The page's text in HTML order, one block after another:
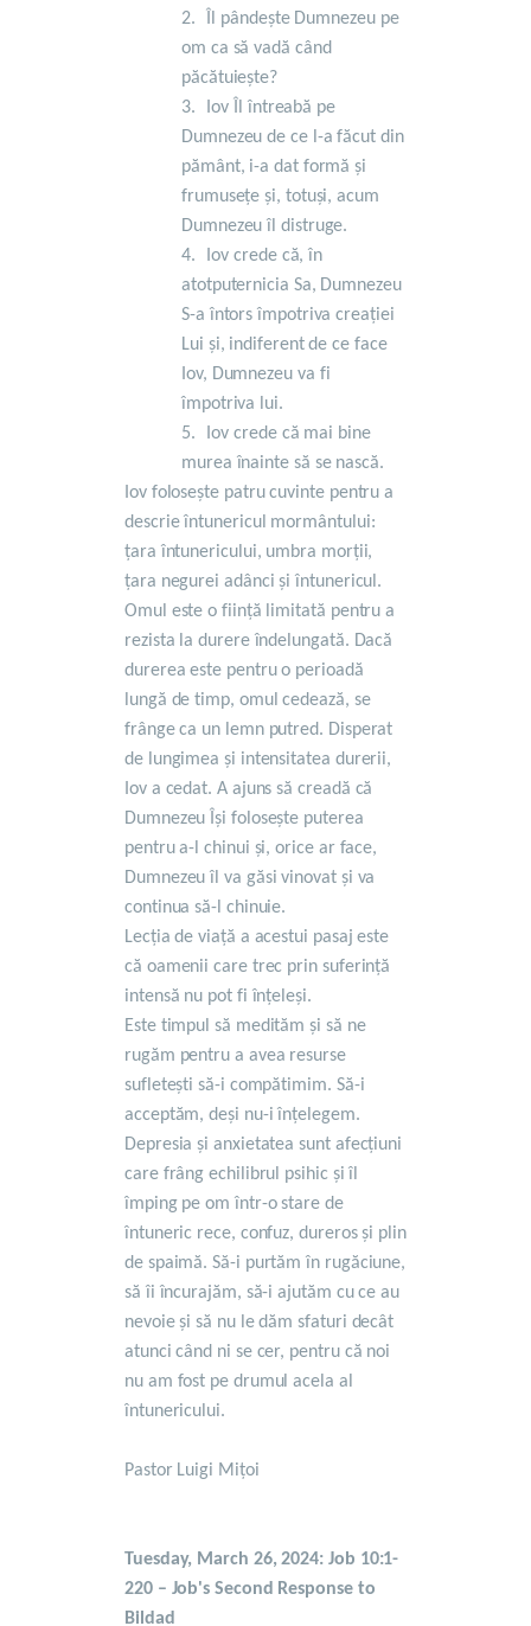
2.
Îl pândește Dumnezeu pe
om ca să vadă când
păcătuiește?
3.
Iov Îl întreabă pe
Dumnezeu de ce l-a făcut din
pământ, i-a dat formă și
frumusețe și, totuși, acum
Dumnezeu îl distruge.
4.
Iov crede că, în
atotputernicia Sa, Dumnezeu
S-a întors împotriva creației
Lui și, indiferent de ce face
Iov, Dumnezeu va fi
împotriva lui.
5.
Iov crede că mai bine
murea înainte să se nască.
Iov folosește patru cuvinte pentru a
descrie întunericul mormântului:
țara întunericului, umbra morții,
țara negurei adânci și întunericul.
Omul este o ființă limitată pentru a
rezista la durere îndelungată. Dacă
durerea este pentru o perioadă
lungă de timp, omul cedează, se
frânge ca un lemn putred. Disperat
de lungimea și intensitatea durerii,
Iov a cedat. A ajuns să creadă că
Dumnezeu Își folosește puterea
pentru a-l chinui și, orice ar face,
Dumnezeu îl va găsi vinovat și va
continua să-l chinuie.
Lecția de viață a acestui pasaj este
că oamenii care trec prin suferință
intensă nu pot fi înțeleși.
Este timpul să medităm și să ne
rugăm pentru a avea resurse
sufletești să-i compătimim. Să-i
acceptăm, deși nu-i înțelegem.
Depresia și anxietatea sunt afecțiuni
care frâng echilibrul psihic și îl
împing pe om într-o stare de
întuneric rece, confuz, dureros și plin
de spaimă. Să-i purtăm în rugăciune,
să îi încurajăm, să-i ajutăm cu ce au
nevoie și să nu le dăm sfaturi decât
atunci când ni se cer, pentru că noi
nu am fost pe drumul acela al
întunericului.
Pastor Luigi Mițoi
Tuesday, March 26, 2024: Job 10:1-
220 – Job's Second Response to
Bildad